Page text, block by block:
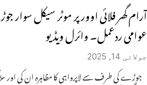
آرام گھر فلائی اوور پر موٹر سیکل سوار
عوامی ردعمل۔ وائرل ویڈیو
جولائی 14, 2025
جوڑے کی طرف سے لاپرواہی کا مظاہرہ ان کی اور